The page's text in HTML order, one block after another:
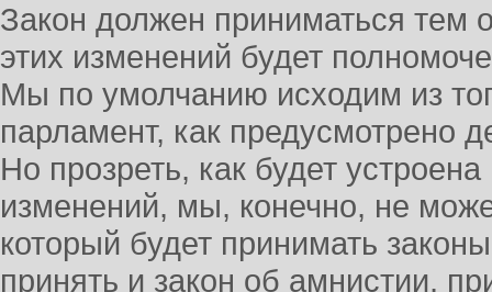
Закон должен приниматься тем
этих изменений будет
Мы по умолчанию исходим из
парламент, как предусмотрено
Но прозреть, как будет
изменений, мы, конечно, не
который будет принимать
принять и закон об амнистии,